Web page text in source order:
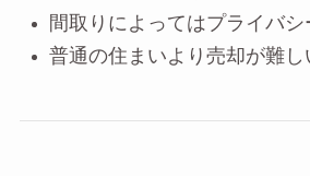
間取りによってはプライバシ
普通の住まいより売却が難し